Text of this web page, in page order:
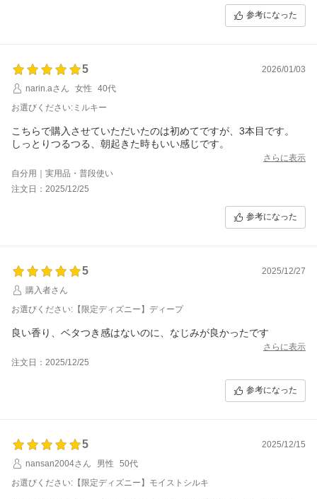
参考になった
5
2026/01/03
narin.aさん
女性
40代
お選びください:ミルキー
こちらで購入させていただいたのは初めてですが、3本目です。
しっとりつるつる、朝起きた時もいい感じです。
さらに表示
自分用｜実用品・普段使い
注文日：2025/12/25
参考になった
5
2025/12/27
購入者さん
お選びください:【限定ディズニー】ディープ
良い香り、ベタつき感はないのに、なじみが良かったです
さらに表示
注文日：2025/12/25
参考になった
5
2025/12/15
nansan2004さん
男性
50代
お選びください:【限定ディズニー】モイストシルキ